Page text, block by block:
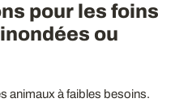
pour les foins
ou
animaux à faibles besoins.